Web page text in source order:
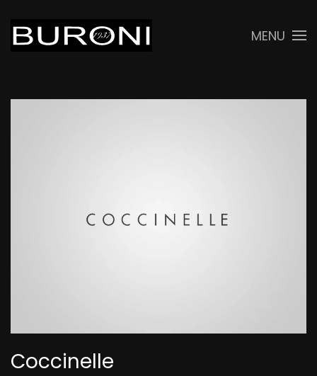
Skip to main content
MENU
Coccinelle